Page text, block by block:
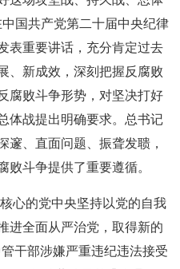
国共产党第二十届中央纪律
表重要讲话，充分肯定过去
、新成效，深刻把握反腐败
腐败斗争形势，对坚决打好
体战提出明确要求。总书记
邃、直面问题、振聋发聩，
败斗争提供了重要遵循。
心的党中央坚持以党的自我
进全面从严治党，取得新的
干部涉嫌严重违纪违法接受